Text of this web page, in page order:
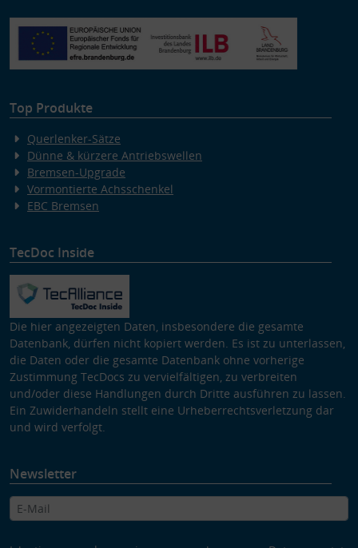
Top Produkte
Querlenker-Sätze
Dünne & kürzere Antriebswellen
Bremsen-Upgrade
Vormontierte Achsschenkel
EBC Bremsen
TecDoc Inside
Die hier angezeigten Daten, insbesondere die gesamte
Datenbank, dürfen nicht kopiert werden. Es ist zu unterlassen,
die Daten oder die gesamte Datenbank ohne vorherige
Zustimmung TecDocs zu vervielfältigen, zu verbreiten
und/oder diese Handlungen durch Dritte ausführen zu lassen.
Ein Zuwiderhandeln stellt eine Urheberrechtsverletzung dar
und wird verfolgt.
Newsletter